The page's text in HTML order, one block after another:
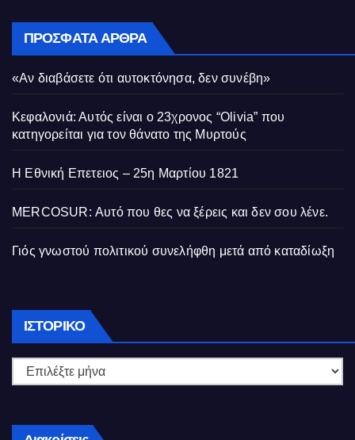
ΠΡΌΣΦΑΤΑ ΆΡΘΡΑ
«Αν διαβάσετε ότι αυτοκτόνησα, δεν συνέβη»
Κεφαλονιά: Αυτός είναι ο 23χρονος “Olivia” που
κατηγορείται για τον θάνατο της Μυρτούς
Η Εθνική Επετειος – 25η Μαρτίου 1821
MERCOSUR: Αυτό που θες να ξέρεις και δεν σου λένε.
Γιός γνωστού πολιτικού συνελήφθη μετά από καταδίωξη
ΙΣΤΟΡΙΚΌ Ιστορικό